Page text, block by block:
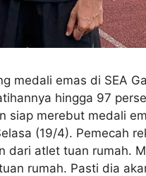
medali emas di SEA
hingga 97
merebut medali
(19/4). Pemecah
atlet tuan rumah.
rumah. Pasti dia